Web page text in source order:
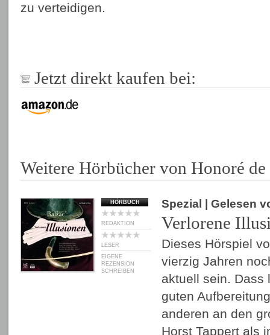
zu verteidigen.
Jetzt direkt kaufen bei:
Weitere Hörbücher von Honoré de
HÖRBUCH
REDAKTION
LESER
EIGENE
REZENSION
SCHREIBEN
Spezial | Gelesen
Verlorene
Dieses Hörspiel
vierzig Jahren
aktuell sein. Dass
guten
anderen an den
Horst Tappert als